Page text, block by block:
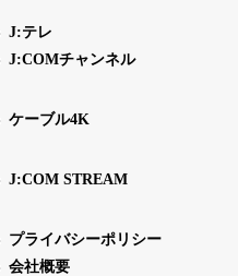
J:テレ
J:COMチャンネル
ケーブル4K
J:COM STREAM
プライバシーポリシー
会社概要